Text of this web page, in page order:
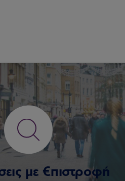
με €πιστροφή